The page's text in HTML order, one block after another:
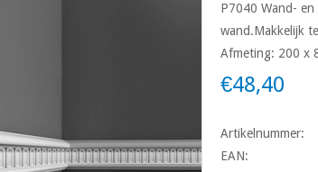
P7040 Wand-
wand.Makkelijk
Afmeting: 200 x
€48,40
Artikelnummer:
EAN: